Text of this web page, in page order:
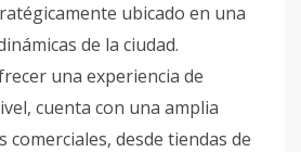
ubicado en una
de la ciudad.
una experiencia de
cuenta con una amplia
comerciales, desde tiendas de